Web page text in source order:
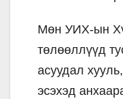
Мөн УИХ-ын
төлөөллүүд
асуудал
эсэхэд